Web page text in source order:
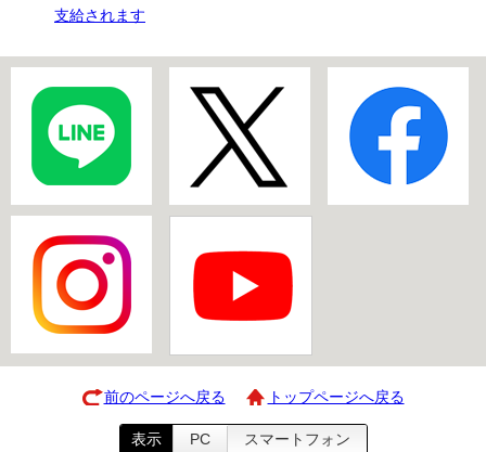
支給されます
前のページへ戻る トップページへ戻る
表示 PC スマートフォン